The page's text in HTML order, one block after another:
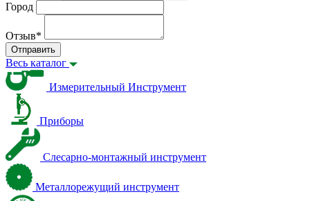
Город
Отзыв*
Отправить
Весь каталог
Измерительный Инструмент
Приборы
Слесарно-монтажный инструмент
Металлорежущий инструмент